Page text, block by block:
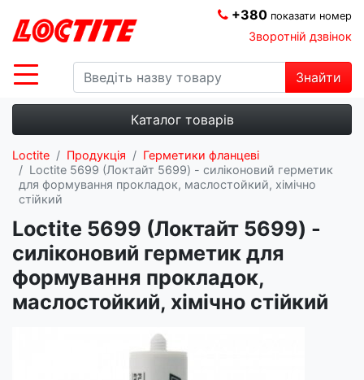
Знайти
+380 показати номер
Зворотній дзвінок
Каталог товарів
Loctite Продукція
Герметики фланцеві
Loctite 5699 (Локтайт 5699) - силіконовий герметик
для формування прокладок, маслостойкий, хімічно
стійкий
Loctite 5699 (Локтайт 5699) -
силіконовий герметик для
формування прокладок,
маслостойкий, хімічно стійкий